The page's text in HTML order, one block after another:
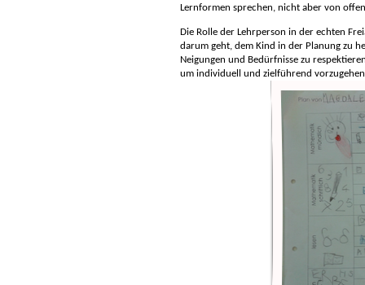
Lernformen sprechen, nicht aber von
Die Rolle der Lehrperson in der echten
darum geht, dem Kind in der Planung zu
Neigungen und Bedürfnisse zu
um individuell und zielführend